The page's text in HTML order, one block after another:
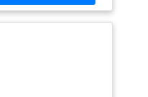
la rupture pendant la
etc. Le